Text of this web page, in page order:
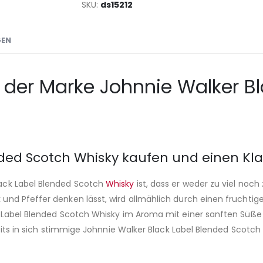
SKU ds15212
Marke Johnnie Walker
Scotch Whisky kaufen und einen
Label Blended ScotchWhisky ist, dass er weder zu viel
Pfeffer denken lässt, wird allmählich durch einen
Blended Scotch Whisky im Aroma mit einer sanften
in sich stimmige Johnnie Walker Black Label Blended